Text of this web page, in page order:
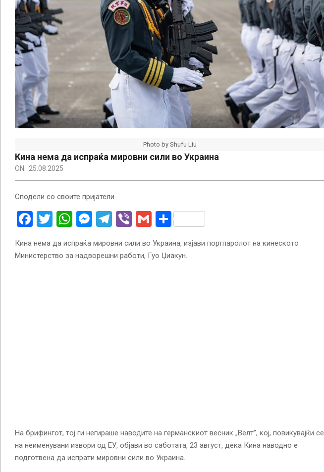
Photo by Shufu Liu
Кина нема да испраќа мировни сили во Украина
ON: 25.08.2025
Сподели со своите пријатели
Facebook
Twitter
WhatsApp
Messenger
Telegram
ViberGmailShare
Кина нема да испраќа мировни сили во Украина, изјави портпаролот на кинеското
Министерство за надворешни работи, Гуо Џиакун.
На брифингот, тој ги негираше наводите на германскиот весник „Велт“, кој, повикувајќи се
на неименувани извори од ЕУ, објави во саботата, 23 август, дека Кина наводно е
подготвена да испрати мировни сили во Украина.